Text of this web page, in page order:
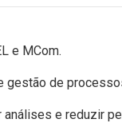
e MCom.
gestão de
e reduzir